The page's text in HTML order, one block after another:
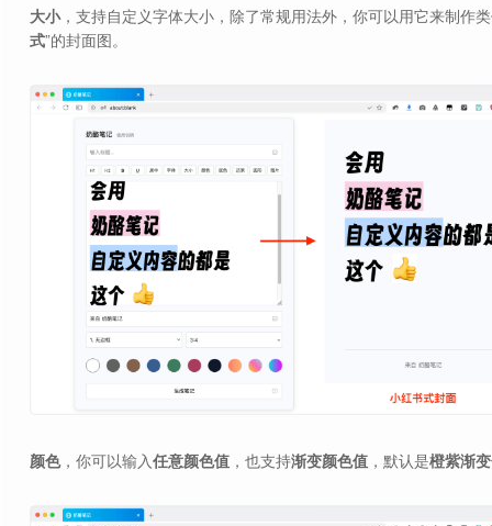
大小，支持自定义字体大小，除了常规用法外，你可以用它来制作类
式”的封面图。
颜色，你可以输入任意颜色值 ，也支持渐变颜色值 ，默认是橙紫渐